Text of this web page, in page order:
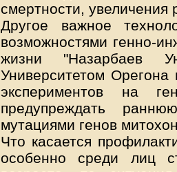
смертности,
Другое важное
возможностями генно-
жизни "Назарбаев
Университетом Орегона
экспериментов на
предупреждать
мутациями генов
Что касается
особенно среди лиц